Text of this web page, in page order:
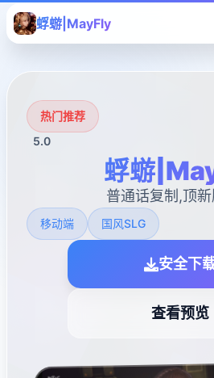
蜉蝣|MayFly
热门推荐
5.0
蜉蝣
普通话复制,顶
移动端 国风SLG
安全下
查看预览